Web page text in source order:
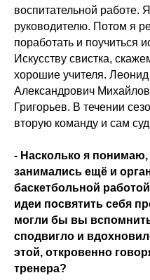
воспитательной работе.
руководителю. Потом я
поработать и поучиться
Искусству свистка,
хорошие учителя.
Александрович
Григорьев. В течении
вторую команду и сам
- Насколько я
занимались ещё и
баскетбольной
идеи посвятить себя
могли бы вы
сподвигло и
этой, откровенно
тренера?